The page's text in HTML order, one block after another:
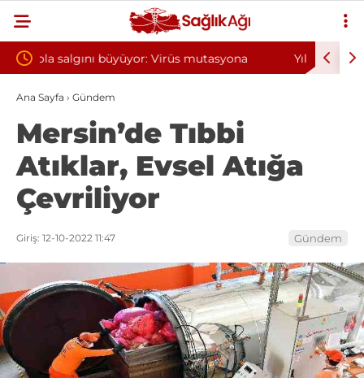
Yılın ilk 6 ayında 10 bini aşkın hasta hiperbarik
oksijen tedavisinden yararlandı
Ana Sayfa › Gündem
Mersin’de Tıbbi
Atıklar, Evsel Atığa
Çevriliyor
Giriş: 12-10-2022 11:47 Gündem